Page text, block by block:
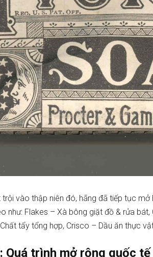
trội vào thập niên đó, hãng đã tiếp tục
như: Flakes – Xà bông giặt đồ & rửa
tẩy tổng hợp, Crisco – Dầu ăn thực
Quá trình mở rộng quốc